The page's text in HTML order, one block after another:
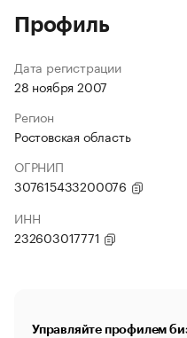
Профиль
Дата регистрации
28 ноября 2007
Регион
Ростовская область
ОГРНИП
307615433200076
ИНН
232603017771
Управляйте профилем